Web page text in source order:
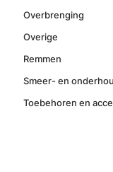
Overbrenging
Overige
Remmen
Smeer- en
Toebehoren en